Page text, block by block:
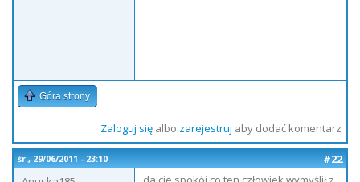
Góra strony
Zaloguj sięalbo zarejestruj aby dodać komentarz
śr., 29/06/2011 - 23:10
#22